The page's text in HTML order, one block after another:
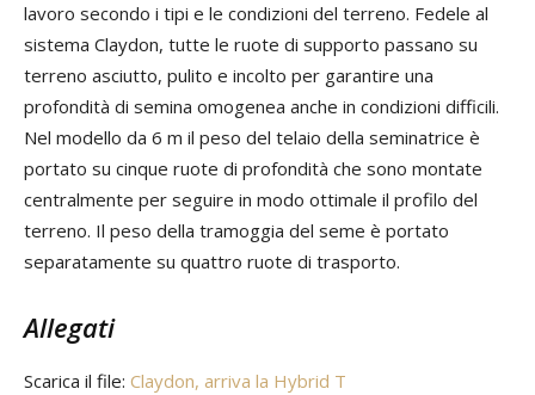
lavoro secondo i tipi e le condizioni del terreno. Fedele al
sistema Claydon, tutte le ruote di supporto passano su
terreno asciutto, pulito e incolto per garantire una
profondità di semina omogenea anche in condizioni difficili.
Nel modello da 6 m il peso del telaio della seminatrice è
portato su cinque ruote di profondità che sono montate
centralmente per seguire in modo ottimale il profilo del
terreno. Il peso della tramoggia del seme è portato
separatamente su quattro ruote di trasporto.
Allegati
Scarica il file: Claydon, arriva la Hybrid T